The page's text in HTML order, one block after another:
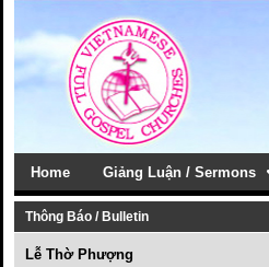
Home Giảng Luận / Sermons
Thông Báo / Bulletin
Lễ Thờ Phượng